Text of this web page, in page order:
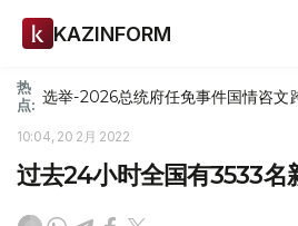
KAZINFORM
热
点: 选举-2026总统府任免事件国情咨文
10:04, 20 2月 2022
过去24小时全国有3533名